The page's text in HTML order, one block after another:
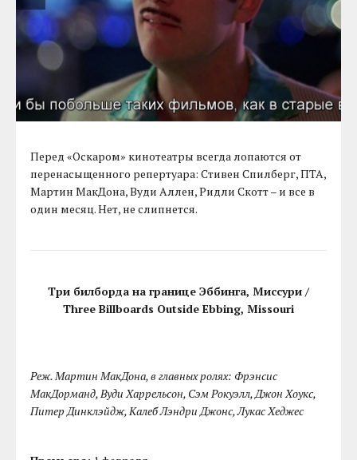
Перед «Оскаром» кинотеатры всегда лопаются от
перенасыщенного репертуара: Стивен Спилберг, ПТА,
Мартин МакДона, Вуди Аллен, Ридли Скотт – и все в
один месяц. Нет, не слипнется.
Три билборда на границе Эббинга, Миссури /
Three Billboards Outside Ebbing, Missouri
Реж. Мартин МакДона, в главных ролях: Фрэнсис
МакДорманд, Вуди Харрельсон, Сэм Рокуэлл, Джон Хоукс,
Питер Динклэйдж, Калеб Лэндри Джонс, Лукас Хеджес